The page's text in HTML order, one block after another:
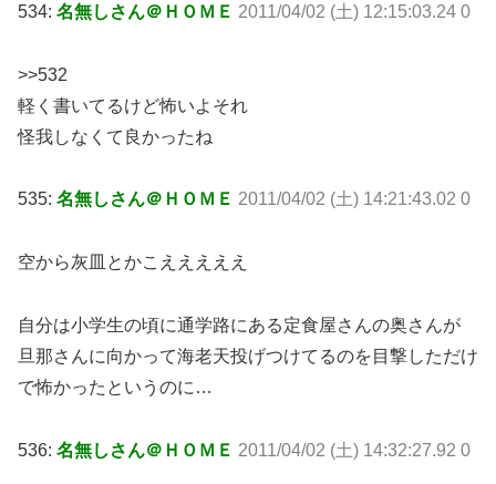
534: 名無しさん＠ＨＯＭＥ 2011/04/02 (土) 12:15:03.24 0
>>532
軽く書いてるけど怖いよそれ
怪我しなくて良かったね
535: 名無しさん＠ＨＯＭＥ 2011/04/02 (土) 14:21:43.02 0
空から灰皿とかこえええええ
自分は小学生の頃に通学路にある定食屋さんの奥さんが
旦那さんに向かって海老天投げつけてるのを目撃しただけ
で怖かったというのに…
536: 名無しさん＠ＨＯＭＥ 2011/04/02 (土) 14:32:27.92 0